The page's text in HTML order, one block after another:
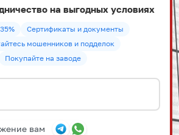
на выгодных условиях
Сертификаты и документы
мошенников и подделок
Покупайте на заводе
вам